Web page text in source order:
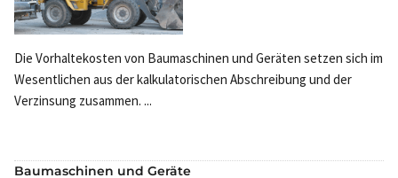
Die Vorhaltekosten von Baumaschinen und Geräten setzen sich im
Wesentlichen aus der kalkulatorischen Abschreibung und der
Verzinsung zusammen. ...
Baumaschinen und Geräte